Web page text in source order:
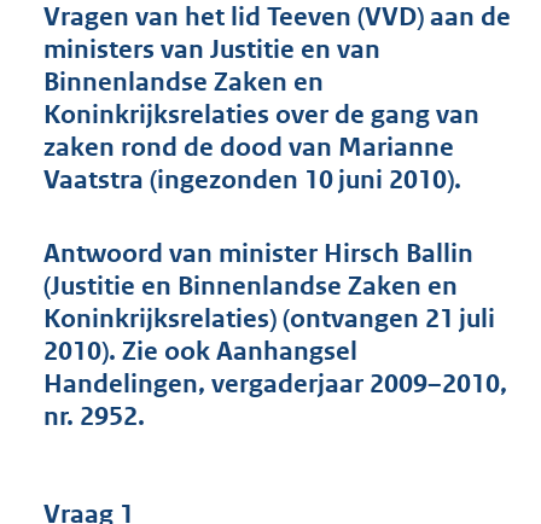
d
s
g
r
o
t
4
6
b
Vragen van het lid Teeven (VVD) aan de
ministers van Justitie en van
Binnenlandse Zaken en
Koninkrijksrelaties over de gang van
zaken rond de dood van Marianne
Vaatstra (ingezonden 10 juni 2010).
Antwoord van minister Hirsch Ballin
(Justitie en Binnenlandse Zaken en
Koninkrijksrelaties) (ontvangen 21 juli
2010). Zie ook Aanhangsel
Handelingen, vergaderjaar 2009–2010,
nr. 2952.
Vraag 1